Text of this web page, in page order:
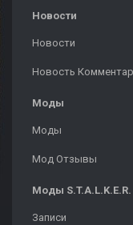
Новости
Новости
Новость
Моды
Моды
Мод Отзывы
Моды S.T.A.L.K.E.R.
Записи